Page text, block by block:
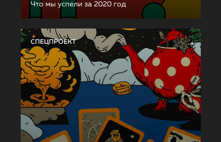
Что мы успели за 2020 год
СПЕЦПРОЕКТ